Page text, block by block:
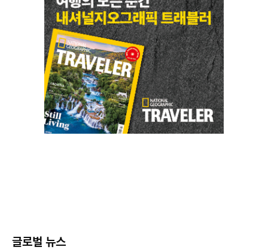
글로벌 뉴스